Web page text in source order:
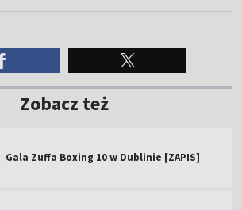
Zobacz też
Gala Zuffa Boxing 10 w Dublinie [ZAPIS]